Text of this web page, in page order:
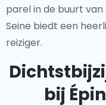
parel in de buurt
Seine biedt een
reiziger.
bij